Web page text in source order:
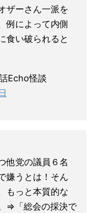
ザーさん一派を
例によって内側
食い破られると
Echo怪談
他党の議員６名
嫌うとは！そん
もっと本質的な
⇒「総会の採決で